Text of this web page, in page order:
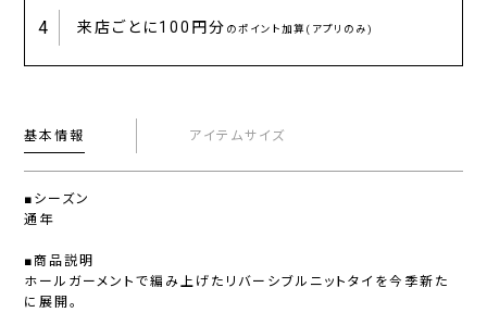
4 来店ごとに100円分 のポイント加算(アプリのみ)
基本情報 アイテムサイズ
■シーズン
通年
■商品説明
ホールガーメントで編み上げたリバーシブルニットタイを今季新た
に展開。